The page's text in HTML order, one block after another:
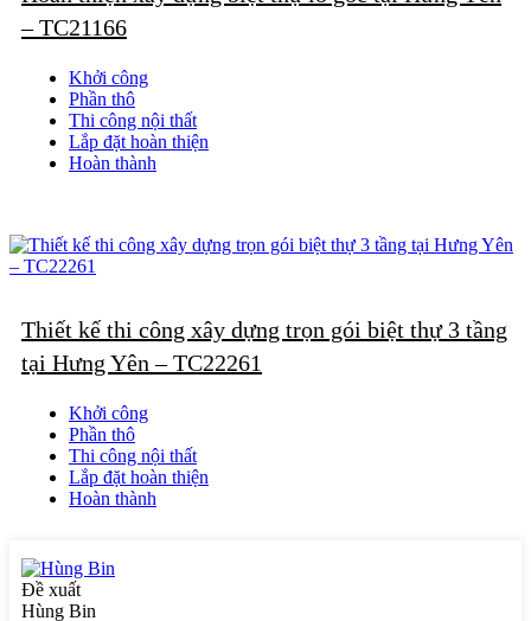
– TC21166
Khởi công
Phần thô
Thi công nội thất
Lắp đặt hoàn thiện
Hoàn thành
Thiết kế thi công xây dựng trọn gói biệt thự 3 tầng
tại Hưng Yên – TC22261
Khởi công
Phần thô
Thi công nội thất
Lắp đặt hoàn thiện
Hoàn thành
Đề xuất
Hùng Bin